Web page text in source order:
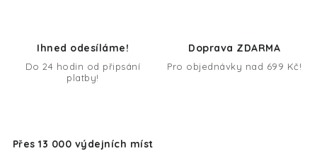
Ihned odesíláme!
Do 24 hodin od připsání
platby!
Doprava ZDARMA
Pro objednávky nad 699 Kč!
Přes 13 000 výdejních míst